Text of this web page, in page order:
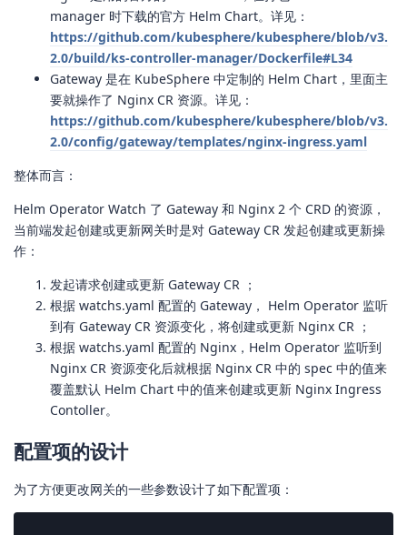
manager 时下载的官方 Helm Chart。详见：
https://github.com/kubesphere/kubesphere/blob/v3.
2.0/build/ks-controller-manager/Dockerfile#L34
Gateway 是在 KubeSphere 中定制的 Helm Chart，里面主
要就操作了 Nginx CR 资源。详见：
https://github.com/kubesphere/kubesphere/blob/v3.
2.0/config/gateway/templates/nginx-ingress.yaml
整体而言：
Helm Operator Watch 了 Gateway 和 Nginx 2 个 CRD 的资源，
当前端发起创建或更新网关时是对 Gateway CR 发起创建或更新操
作：
发起请求创建或更新 Gateway CR ；
根据 watchs.yaml 配置的 Gateway， Helm Operator 监听
到有 Gateway CR 资源变化，将创建或更新 Nginx CR ；
根据 watchs.yaml 配置的 Nginx，Helm Operator 监听到
Nginx CR 资源变化后就根据 Nginx CR 中的 spec 中的值来
覆盖默认 Helm Chart 中的值来创建或更新 Nginx Ingress
Contoller。
配置项的设计
为了方便更改网关的一些参数设计了如下配置项：